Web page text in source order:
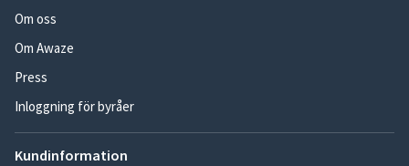
Om oss
Om Awaze
Press
Inloggning för byråer
Kundinformation